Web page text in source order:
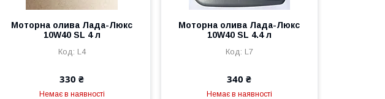
Моторна олива Лада-Люкс
10W40 SL 4 л
L4
330 ₴
Немає в наявності
Моторна олива Лада-Люкс
10W40 SL 4.4 л
L7
340 ₴
Немає в наявності